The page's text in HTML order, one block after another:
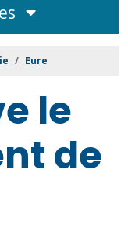
Eure
le
de